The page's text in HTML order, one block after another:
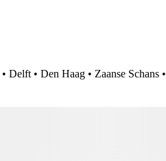
Delft • Den Haag • Zaanse Schans •